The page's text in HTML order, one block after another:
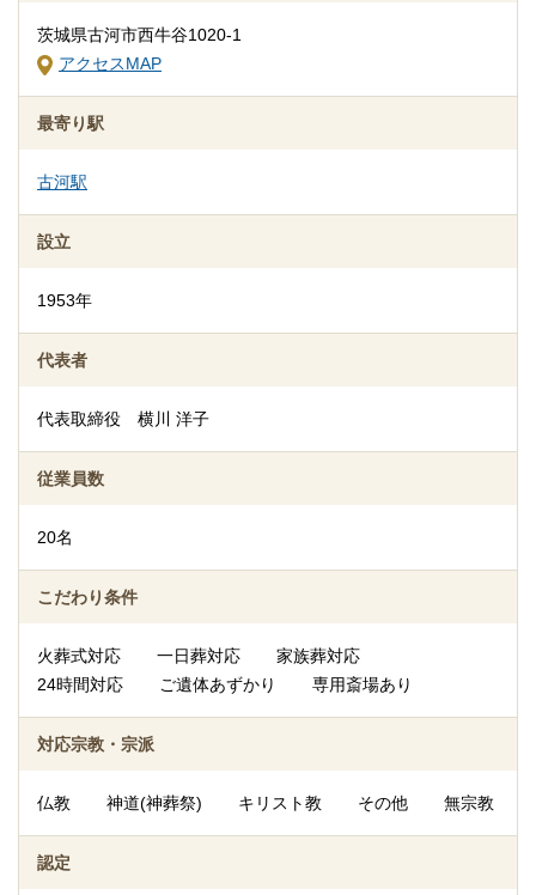
もしもの時は、深夜・早朝に関わらず、まずはお電話ください。
病院などから故人を移動する車両（寝台車）の手配、ご安置先
ます。
ご希望にあわせて葬儀の段取りを進行いたします。火葬場、式
アイス）などを、ご希望にあわせてご用意いたします。また、市
茨城県古河市西牛谷1020-1
アクセスMAP
最寄り駅
古河駅
設立
1953年
代表者
代表取締役 横川 洋子
従業員数
20名
こだわり条件
火葬式対応 一日葬対応
家族葬対応
24時間対応
ご遺体あずかり 専用斎場あり
対応宗教・宗派
仏教 神道(神葬祭) キリスト教 その他 無宗教
認定